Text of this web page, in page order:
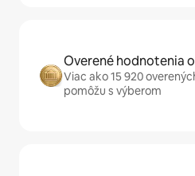
Overené hodnotenia
Viac ako 15 920
pomôžu s výberom